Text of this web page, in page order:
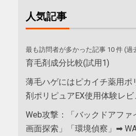
人気記事
最も訪問者が多かった記事 10 件 (過
育毛剤成分比較(試用1)
薄毛ハゲにはピカイチ薬用ポ
剤ポリピュアEX使用体験レビ
Web攻撃：「バックドアファ
画面探索」「環境偵察」➡